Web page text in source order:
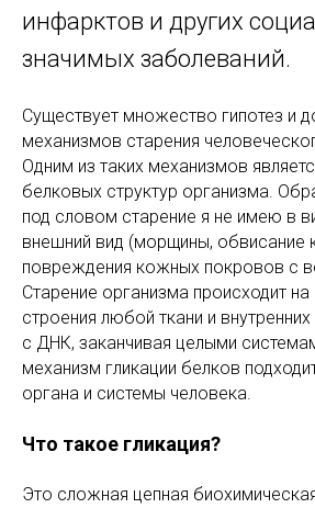
инфарктов и других
значимых заболеваний.
Существует множество гипотез и
механизмов старения
Одним из таких механизмов
белковых структур организма.
под словом старение я не имею в
внешний вид (морщины, обвисание
повреждения кожных покровов с
Старение организма происходит
строения любой ткани и
с ДНК, заканчивая целыми
механизм гликации белков
органа и системы человека.
Что такое гликация?
Это сложная цепная